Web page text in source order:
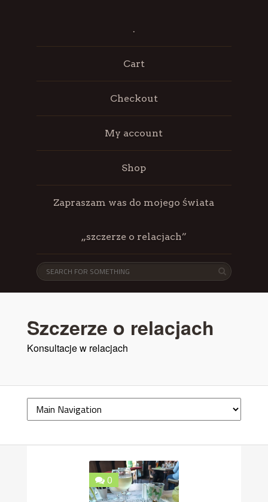
.
Cart
Checkout
My account
Shop
Zapraszam was do mojego świata
„szczerze o relacjach”
Szczerze o relacjach
Konsultacje w relacjach
0